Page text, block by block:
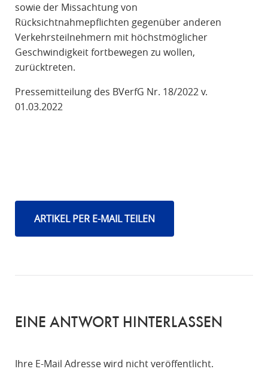
sowie der Missachtung von
Rücksichtnahmepflichten gegenüber anderen
Verkehrsteilnehmern mit höchstmöglicher
Geschwindigkeit fortbewegen zu wollen,
zurücktreten.
Pressemitteilung des BVerfG Nr. 18/2022 v.
01.03.2022
ARTIKEL PER E-MAIL TEILEN
EINE ANTWORT HINTERLASSEN
Ihre E-Mail Adresse wird nicht veröffentlicht.